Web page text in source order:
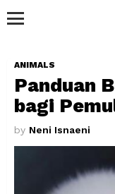
ANIMALS
Panduan
bagi
by Neni Isnaeni